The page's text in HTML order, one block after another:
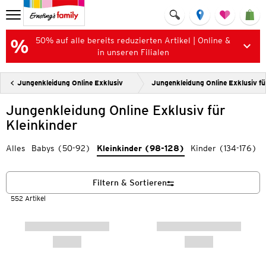
50% auf alle bereits reduzierten Artikel | Online &
in unseren Filialen
Jungenkleidung Online Exklusiv Jungenkleidung Online Exklusiv
Jungenkleidung Online Exklusiv für
Kleinkinder
Alles Babys (50-92) Kleinkinder (98-128) Kinder (134-176)
552 Artikel
Filtern & Sortieren